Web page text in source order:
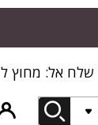
שלח אל: מחוץ